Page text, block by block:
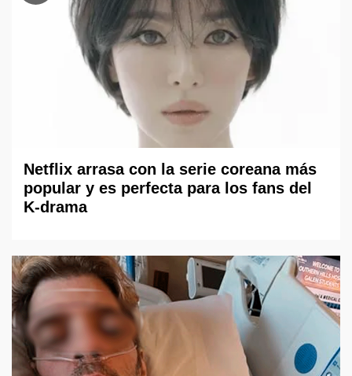
Netflix arrasa con la serie coreana más
popular y es perfecta para los fans del
K-drama